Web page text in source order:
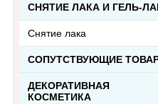
СНЯТИЕ ЛАКА И ГЕЛЬ-
Снятие лака
СОПУТСТВУЮЩИЕ
ДЕКОРАТИВНАЯ
КОСМЕТИКА